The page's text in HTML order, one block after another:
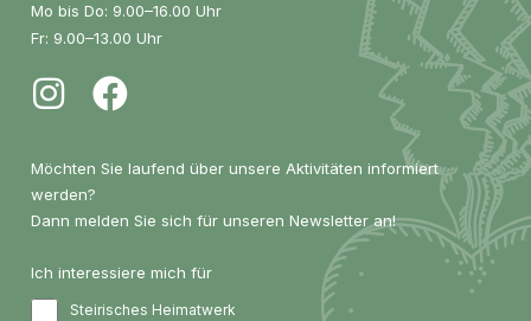
Mo bis Do: 9.00–16.00 Uhr
Fr: 9.00–13.00 Uhr
Möchten Sie laufend über unsere Aktivitäten informiert
werden?
Dann melden Sie sich für unseren Newsletter an!
Ich interessiere mich für
Steirisches Heimatwerk